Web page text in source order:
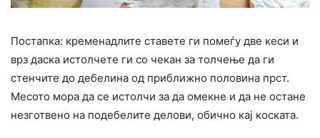
Постапка: кременадлите ставете ги помеѓу две кеси и
врз даска истолчете ги со чекан за толчење да ги
стенчите до дебелина од приближно половина прст.
Месото мора да се истолчи за да омекне и да не остане
незготвено на подебелите делови, обично кај коската.